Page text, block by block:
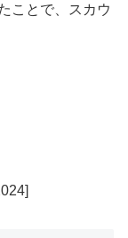
ことで、スカウ